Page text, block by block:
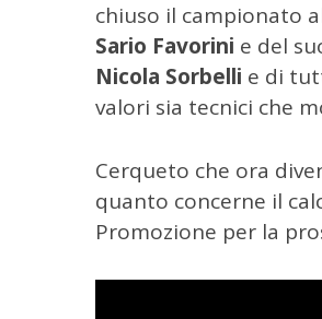
chiuso il campionato
Sario Favorini e del
Nicola Sorbelli e di
valori sia tecnici che
Cerqueto che ora
quanto concerne il
Promozione per la
c
a
p
e